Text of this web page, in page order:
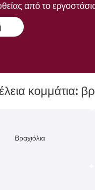
από το
κομμάτια:
Βραχιόλια